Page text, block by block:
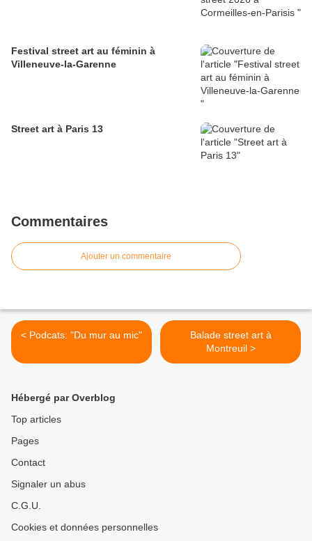
Festival street art au féminin à
Villeneuve-la-Garenne
Street art à Paris 13
Commentaires
Ajouter un commentaire
< Podcats: "Du mur au mic"
Balade street art à
Montreuil >
Hébergé par Overblog
Top articles
Pages
Contact
Signaler un abus
C.G.U.
Cookies et données personnelles